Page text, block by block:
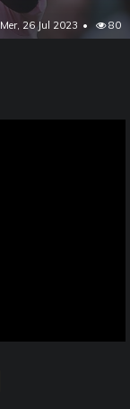
Mer, 26 Jul 2023 80